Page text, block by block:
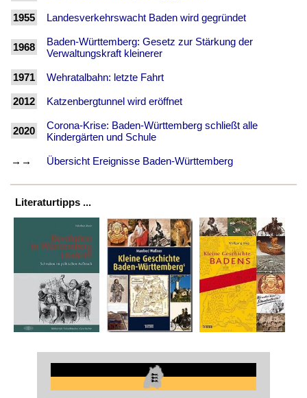
1955 Landesverkehrswacht Baden wird gegründet
1968
Baden-Württemberg: Gesetz zur Stärkung der
Verwaltungskraft kleinerer
1971 Wehratalbahn: letzte Fahrt
2012 Katzenbergtunnel wird eröffnet
2020
Corona-Krise: Baden-Württemberg schließt alle
Kindergärten und Schule
→→ Übersicht Ereignisse Baden-Württemberg
Literaturtipps ...